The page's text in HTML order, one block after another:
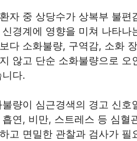
자 중 상당수가 상복부 불
경계에 영향을 미쳐 나타
다 소화불량, 구역감, 소화
않고 단순 소화불량으로
다.
량이 심근경색의 경고 신
연, 비만, 스트레스 등 심혈
고 면밀한 관찰과 검사가